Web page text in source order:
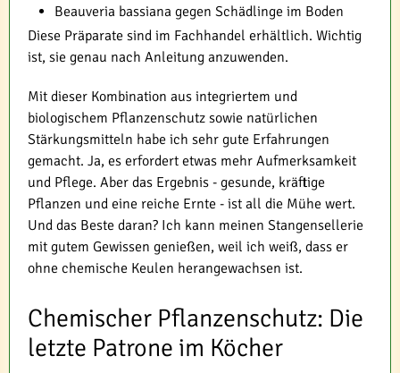
Beauveria bassiana gegen Schädlinge im Boden
Diese Präparate sind im Fachhandel erhältlich. Wichtig
ist, sie genau nach Anleitung anzuwenden.
Mit dieser Kombination aus integriertem und
biologischem Pflanzenschutz sowie natürlichen
Stärkungsmitteln habe ich sehr gute Erfahrungen
gemacht. Ja, es erfordert etwas mehr Aufmerksamkeit
und Pflege. Aber das Ergebnis - gesunde, kräftige
Pflanzen und eine reiche Ernte - ist all die Mühe wert.
Und das Beste daran? Ich kann meinen Stangensellerie
mit gutem Gewissen genießen, weil ich weiß, dass er
ohne chemische Keulen herangewachsen ist.
Chemischer Pflanzenschutz: Die
letzte Patrone im Köcher